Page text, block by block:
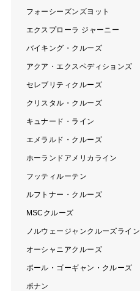
フォーシーズンズヨット
エクスプローラ ジャーニー
バイキング・クルーズ
アクア・エクスペディションズ
セレブリティクルーズ
クリスタル・クルーズ
キュナード・ライン
エメラルド・クルーズ
ホーランドアメリカライン
フッティルーテン
ルフトナー・クルーズ
MSCクルーズ
ノルウェージャンクルーズライン
オーシャニアクルーズ
ポール・ゴーギャン・クルーズ
ポナン